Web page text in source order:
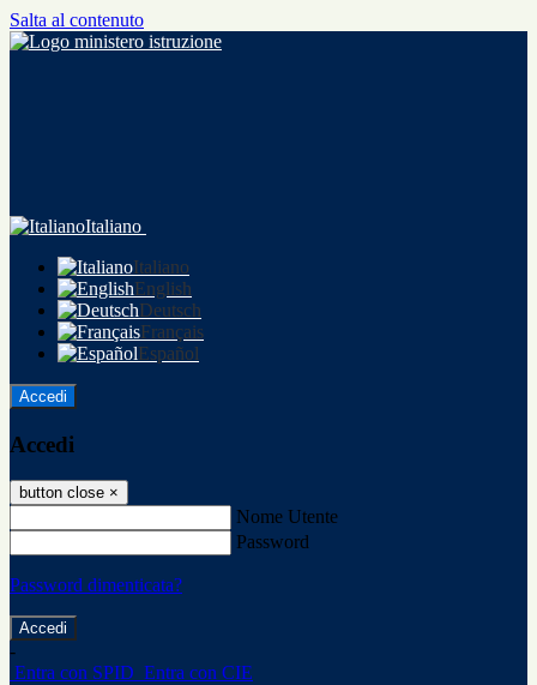
Salta al contenuto
Italiano
Italiano
English
Deutsch
Français
Español
Accedi
Accedi
button close ×
Nome Utente
Password
Password dimenticata?
-
Entra con SPID Entra con CIE